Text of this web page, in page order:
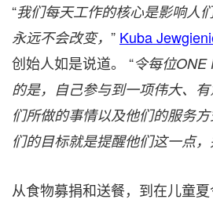
“我们每天工作的核心是影响人
永远不会改变， ” Kuba
创始人如是说道。 “令每位ONE
的是，自己参与到一项伟大、
们所做的事情以及他们的服务
们的目标就是提醒他们这一点
从食物募捐和送餐，到在儿童